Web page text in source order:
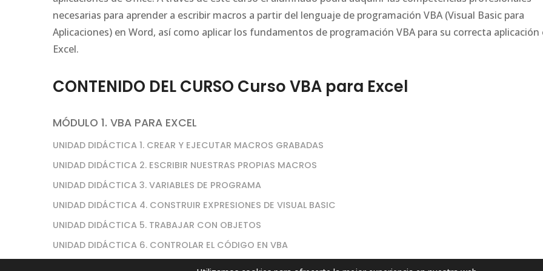
necesarias para aprender a escribir macros a partir del lenguaje de programación VBA (Visual Basic para
Aplicaciones) en Word, así como aplicar los fundamentos de programación VBA para su correcta aplicación
Excel.
CONTENIDO DEL CURSO Curso VBA para Excel
MÓDULO 1. VBA PARA EXCEL
UNIDAD DIDÁCTICA 1. CREAR Y EJECUTAR MACROS GRABADAS
UNIDAD DIDÁCTICA 2. ESCRIBIR NUESTRAS PROPIAS MACROS
UNIDAD DIDÁCTICA 3. VARIABLES DE PROGRAMA
UNIDAD DIDÁCTICA 4. CONSTRUIR EXPRESIONES DE VISUAL BASIC
UNIDAD DIDÁCTICA 5. TRABAJAR CON OBJETOS
UNIDAD DIDÁCTICA 6. CONTROLAR EL CÓDIGO EN VBA